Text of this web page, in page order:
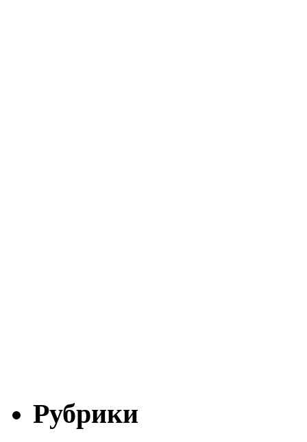
Рубрики